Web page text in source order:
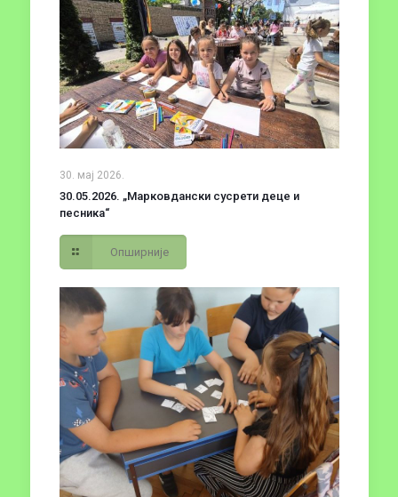
30. мај 2026.
30.05.2026. „Марковдански сусрети деце и
песника“
Опширније